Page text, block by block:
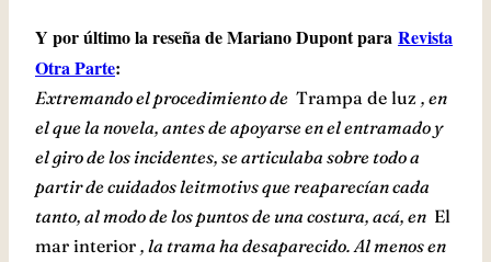
Y por último la reseña de Mariano Dupont para Revista
Otra Parte:
Extremando el procedimiento de Trampa de luz , en
el que la novela, antes de apoyarse en el entramado y
el giro de los incidentes, se articulaba sobre todo a
partir de cuidados leitmotivs que reaparecían cada
tanto, al modo de los puntos de una costura, acá, en El
mar interior , la trama ha desaparecido. Al menos en